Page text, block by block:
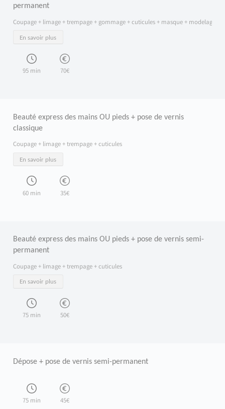
permanent
Coupage + limage + trempage + gommage + cuticules + masque + modelage +
En savoir plus
95 min 70€
Beauté express des mains OU pieds + pose de vernis
classique
Coupage + limage + trempage + cuticules
En savoir plus
60 min 35€
Beauté express des mains OU pieds + pose de vernis semi-
permanent
Coupage + limage + trempage + cuticules
En savoir plus
75 min 50€
Dépose + pose de vernis semi-permanent
75 min 45€